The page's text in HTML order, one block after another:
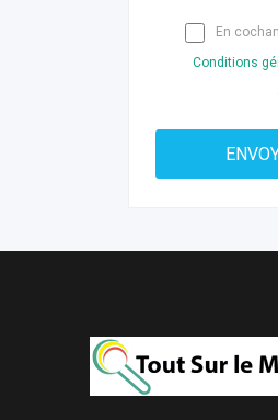
En
Conditions